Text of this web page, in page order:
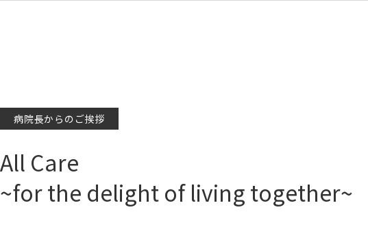
病院長からのご挨拶
All Care
~for the delight of living together~